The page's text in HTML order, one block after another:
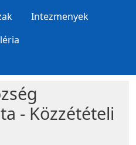
Intezmenyek
- Közzétételi